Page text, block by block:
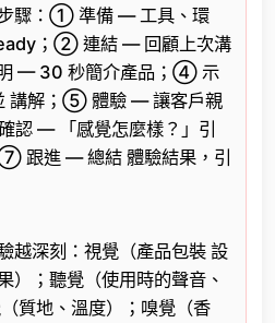
驟：① 準備 — 工具、環
；② 連結 — 回顧上次溝
— 30 秒簡介產品；④ 示
講解；⑤ 體驗 — 讓客戶親
— 「感覺怎麼樣？」引
跟進 — 總結 體驗結果，引
越深刻：視覺（產品包裝 設
）；聽覺（使用時的聲音、
質地、溫度）；嗅覺（香